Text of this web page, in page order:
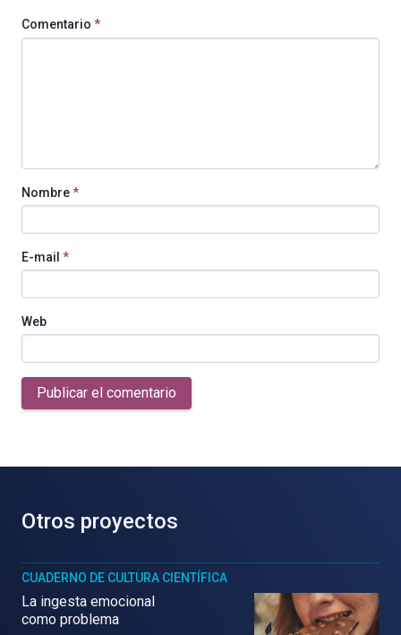
Comentario *
Nombre*
E-mail *
Web
Publicar el comentario
Otros proyectos
CUADERNO DE CULTURA CIENTÍFICA
La ingesta emocional
como problema